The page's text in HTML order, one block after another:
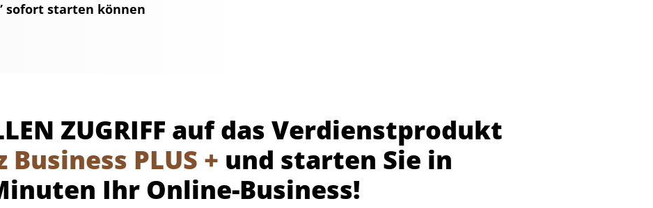
sofort starten können
ZUGRIFF auf das Verdienstprodukt
PLUS + und starten Sie in
Ihr Online-Business!